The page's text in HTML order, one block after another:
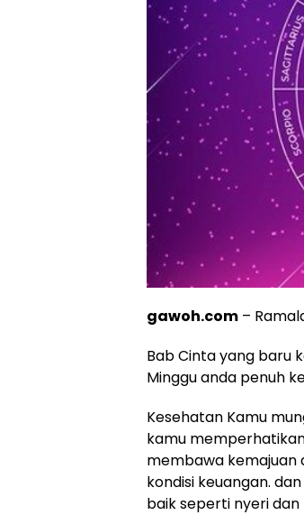
gawoh.com –
Bab Cinta yang baru
Minggu anda penuh
Kesehatan Kamu
kamu
membawa kemajuan
kondisi keuangan.
baik seperti nyeri